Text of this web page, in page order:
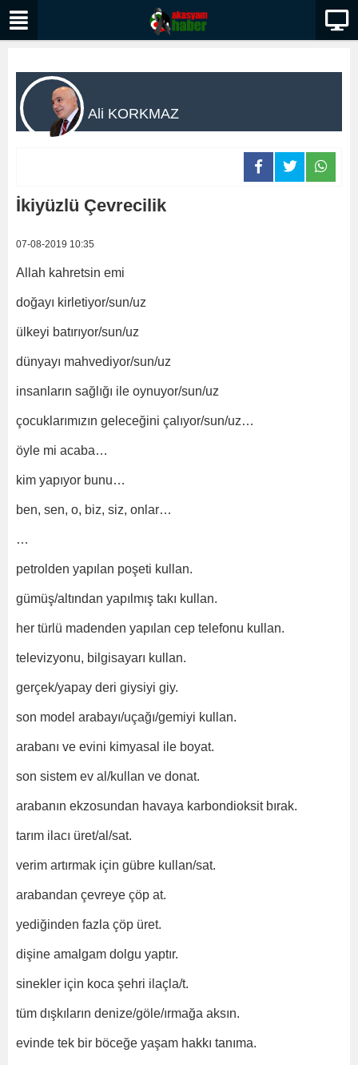
Ali KORKMAZ
İkiyüzlü Çevrecilik
07-08-2019 10:35
Allah kahretsin emi
doğayı kirletiyor/sun/uz
ülkeyi batırıyor/sun/uz
dünyayı mahvediyor/sun/uz
insanların sağlığı ile oynuyor/sun/uz
çocuklarımızın geleceğini çalıyor/sun/uz…
öyle mi acaba…
kim yapıyor bunu…
ben, sen, o, biz, siz, onlar…
…
petrolden yapılan poşeti kullan.
gümüş/altından yapılmış takı kullan.
her türlü madenden yapılan cep telefonu kullan.
televizyonu, bilgisayarı kullan.
gerçek/yapay deri giysiyi giy.
son model arabayı/uçağı/gemiyi kullan.
arabanı ve evini kimyasal ile boyat.
son sistem ev al/kullan ve donat.
arabanın ekzosundan havaya karbondioksit bırak.
tarım ilacı üret/al/sat.
verim artırmak için gübre kullan/sat.
arabandan çevreye çöp at.
yediğinden fazla çöp üret.
dişine amalgam dolgu yaptır.
sinekler için koca şehri ilaçla/t.
tüm dışkıların denize/göle/ırmağa aksın.
evinde tek bir böceğe yaşam hakkı tanıma.